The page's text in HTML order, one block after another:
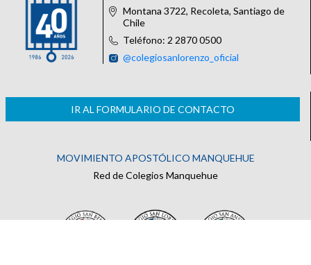
Montana 3722, Recoleta, Santiago de
Chile
Teléfono: 2 2870 0500
@colegiosanlorenzo_oficial
IR AL FORMULARIO DE CONTACTO
MOVIMIENTO APOSTÓLICO MANQUEHUE
Red de Colegios Manquehue